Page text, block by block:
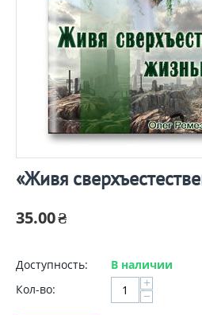
«Живя
35.00₴
Доступность:
В наличии
Кол-во:
+
−